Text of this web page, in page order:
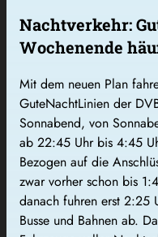
Nachtverkehr:
Wochenende
Mit dem neuen Plan
GuteNachtLinien der
Sonnabend, von
ab 22:45 Uhr bis 4:45
Bezogen auf die
zwar vorher schon bis
danach fuhren erst 2:25
Busse und Bahnen ab.